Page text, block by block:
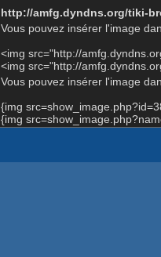
http://amfg.dyndns.org/tiki-
Vous pouvez insérer l'image
<img src="http://
<img src="http://
Vous pouvez insérer l'image
{img
{img